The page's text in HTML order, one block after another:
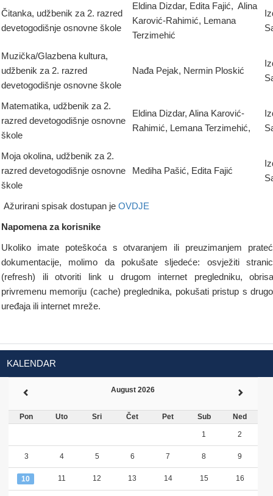
Čitanka, udžbenik za 2. razred
devetogodišnje osnovne škole
Eldina Dizdar, Edita Fajić, Alina
Karović-Rahimić, Lemana
Terzimehić
Muzička/Glazbena kultura,
udžbenik za 2. razred
devetogodišnje osnovne škole
Nađa Pejak, Nermin Ploskić
Matematika, udžbenik za 2.
razred devetogodišnje osnovne
škole
Eldina Dizdar, Alina Karović-
Rahimić, Lemana Terzimehić,
Moja okolina, udžbenik za 2.
razred devetogodišnje osnovne
škole
Mediha Pašić, Edita Fajić
Ažurirani spisak dostupan je OVDJE
Napomena za korisnike
Ukoliko imate poteškoća s otvaranjem ili preuzimanjem
dokumentacije, molimo da pokušate sljedeće: osvježiti
(refresh) ili otvoriti link u drugom internet pregledniku,
privremenu memoriju (cache) preglednika, pokušati pristup s
uređaja ili internet mreže.
KALENDAR
August 2026
Pon Uto Sri Čet Pet Sub Ned
1 2
3 4 5 6 7 8 9
10 11 12 13 14 15 16